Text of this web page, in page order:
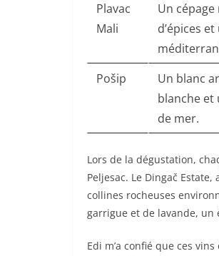
Plavac
Mali
Un
d’épices
Pošip
Un blanc
blanche et
de mer.
Lors de la dégustation,
Peljesac. Le Dingač
collines rocheuses
garrigue et de lavande, un
Edi m’a confié que ces